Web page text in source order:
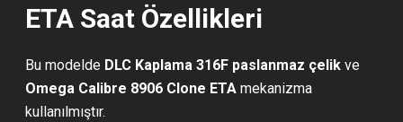
ETA Saat Özellikleri
Bu modelde DLC Kaplama 316F paslanmaz çelik ve
Omega Calibre 8906 Clone ETA mekanizma
kullanılmıştır.